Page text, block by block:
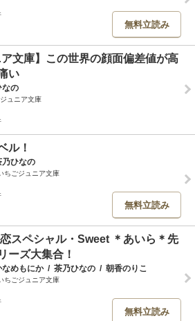
無料立読み
ア文庫】この世界の顔面偏差値が高
い
なの
ュニア文庫
ル！
乃ひなの
ちごジュニア文庫
無料立読み
スペシャル・Sweet ＊あいら＊先
ーズ大集合！
なめもにか / 茶乃ひなの / 朝香のりこ
ちごジュニア文庫
無料立読み